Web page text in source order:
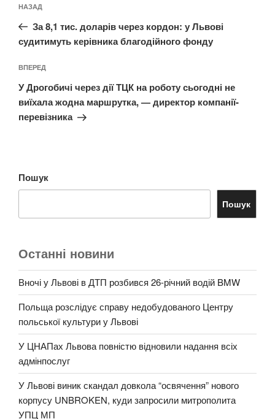
записів
Попередній
запис:
НАЗАД
За 8,1 тис. доларів через кордон: у Львові
судитимуть керівника благодійного фонду
Наступний
запис
ВПЕРЕД
У Дрогобичі через дії ТЦК на роботу сьогодні не
виїхала жодна маршрутка, — директор компанії-
перевізника
Пошук
Пошук
Останні новини
Вночі у Львові в ДТП розбився 26-річний водій BMW
Польща розслідує справу недобудованого Центру
польської культури у Львові
У ЦНАПах Львова повністю відновили надання всіх
адмінпослуг
У Львові виник скандал довкола “освячення” нового
корпусу UNBROKEN, куди запросили митрополита
УПЦ МП